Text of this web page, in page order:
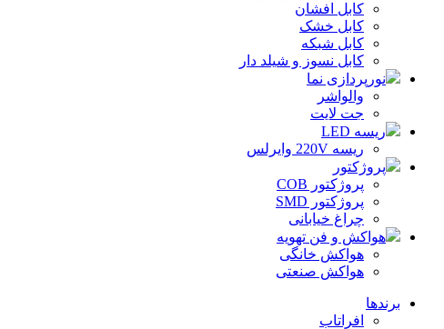
کابل افشان
کابل خشک
کابل شبکه
کابل نسوز و شیلد دار
نورپردازی نما
والواشر
جت لایت
ریسه LED
ریسه 220V وایرلس
پروژکتور
پروژکتور COB
پروژکتور SMD
چراغ خیابانی
هواکش و فن تهویه
هواکش خانگی
هواکش صنعتی
برندها
افراتاب